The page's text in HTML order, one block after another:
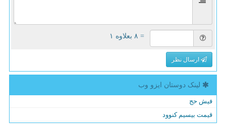
= ۸ بعلاوه ۱
ارسال نظر
لینک دوستان ایزو وب
فیش حج
قیمت بیسیم کنوود